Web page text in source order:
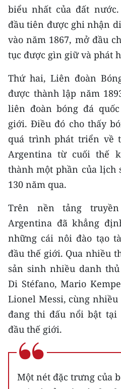
biểu nhất của đất
đầu tiên được ghi nhận
vào năm 1867, mở đầu
tục được gìn giữ và phát
Thứ hai, Liên đoàn
được thành lập năm
liên đoàn bóng đá
giới. Điều đó cho thấy
quá trình phát triển về
Argentina từ cuối thế
thành một phần của lịch
130 năm qua.
Trên nền tảng
Argentina đã khẳng
những cái nôi đào tạo
đầu thế giới. Qua nhiều
sản sinh nhiều danh
Di Stéfano, Mario
Lionel Messi, cùng
đang thi đấu nổi bật tại
đầu thế giới.
Một nét đặc trưng của